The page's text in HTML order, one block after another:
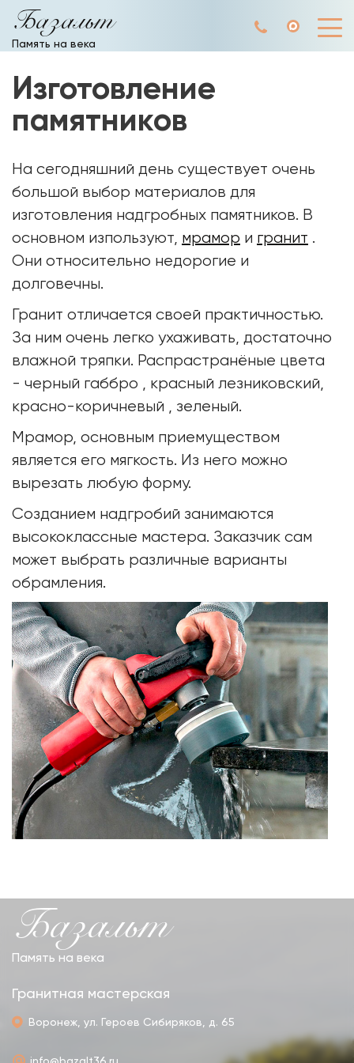
Базальт
Память на века
Изготовление
памятников
На сегодняшний день существует очень
большой выбор материалов для
изготовления надгробных памятников. В
основном изпользуют, мрамор и гранит .
Они относительно недорогие и
долговечны.
Гранит отличается своей практичностью.
За ним очень легко ухаживать, достаточно
влажной тряпки. Распрастранёные цвета
- черный габбро , красный лезниковский,
красно-коричневый , зеленый.
Мрамор, основным приемуществом
является его мягкость. Из него можно
вырезать любую форму.
Созданием надгробий занимаются
высококлассные мастера. Заказчик сам
может выбрать различные варианты
обрамления.
Базальт
Память на века
Гранитная мастерская
Воронеж, ул. Героев Сибиряков, д. 65